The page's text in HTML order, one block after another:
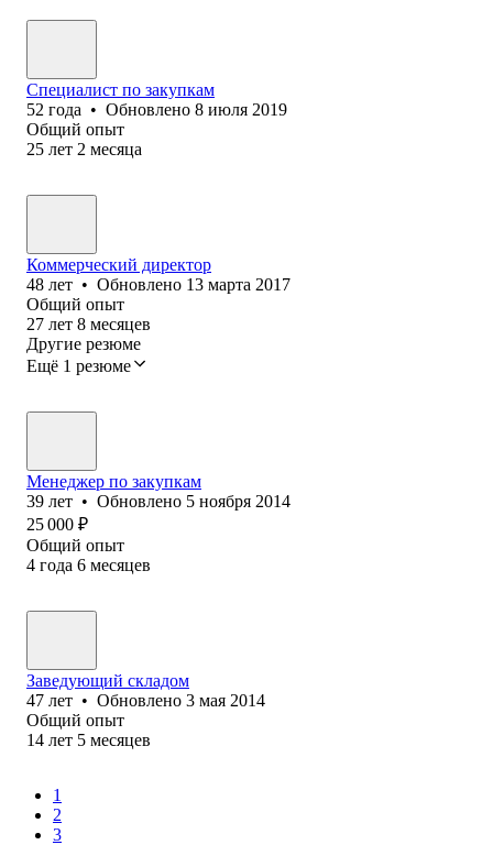
Специалист по закупкам
52 года • Обновлено 8 июля 2019
Общий опыт
25 лет 2 месяца
Коммерческий директор
48 лет • Обновлено 13 марта 2017
Общий опыт
27 лет 8 месяцев
Другие резюме
Ещё 1 резюме
Менеджер по закупкам
39 лет • Обновлено 5 ноября 2014
25 000 ₽
Общий опыт
4 года 6 месяцев
Заведующий складом
47 лет • Обновлено 3 мая 2014
Общий опыт
14 лет 5 месяцев
1
2
3